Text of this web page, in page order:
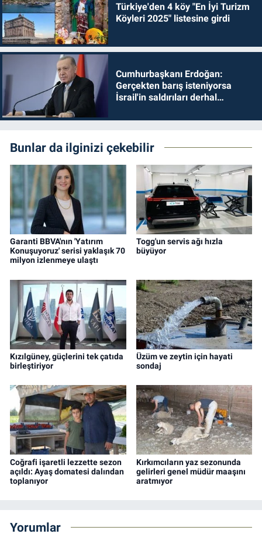
Türkiye'den 4 köy "En İyi Turizm
Köyleri 2025" listesine girdi
Cumhurbaşkanı Erdoğan:
Gerçekten barış isteniyorsa
İsrail'in saldırıları derhal
Bunlar da ilginizi çekebilir
Garanti BBVA'nın 'Yatırım
Konuşuyoruz' serisi yaklaşık 70
milyon izlenmeye ulaştı
Togg'un servis ağı hızla
büyüyor
Kızılgüney, güçlerini tek çatıda
birleştiriyor
Üzüm ve zeytin için hayati
sondaj
Coğrafi işaretli lezzette sezon
açıldı: Ayaş domatesi dalından
toplanıyor
Kırkımcıların yaz sezonunda
gelirleri genel müdür maaşını
aratmıyor
Yorumlar